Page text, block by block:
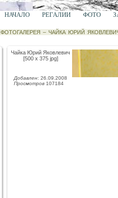
НАЧАЛО РЕГАЛИИ ФОТО
ФОТОГАЛЕРЕЯ – ЧАЙКА ЮРИЙ
Чайка Юрий Яковлевич
[500 x 375 jpg]
Добавлен: 26.09.2008
Просмотров 107184